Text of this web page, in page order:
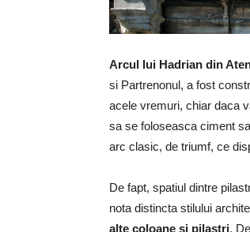
Arcul lui Hadrian din
si Partrenonul, a fost
acele vremuri, chiar daca
sa se foloseasca ciment
arc clasic, de triumf, ce
De fapt, spatiul dintre
nota distincta stilului
alte coloane si pilastri.